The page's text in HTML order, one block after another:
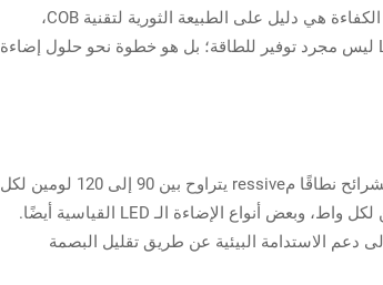
COB LED يمكن أن يؤدي إلى توفير يصل إلى 75% من استهلاك الطاقة مقارنة بحلول الإضاءة التقليدية. هذه الكفاءة هي دليل على الطبيعة الثورية لتقنية COB،
المعروفة بتوزيعها الكثيف للـLED وتحويلها المحسن للطاقة مقارنة بأنظمة الإضاءة التقليدية. تبني حلول LED ليس مجرد توفير للطاقة؛ بل هو خطوة نحو حلول إضاءة
تتميز شرائح LED بنظام COB بتقنية chip-on-board التي تشتهر بإنتاجها العالي للومين. عادةً ما تقدم هذه الشرائح نطاقًا مressive يتراوح بين 90 إلى 120 لومين لكل
واط، وهو أفضل بكثير من خيارات الإضاءة القديمة مثل المصابيح المتوهجة، التي توفر عادة حوالي 15 لومين لكل واط، وبعض أنواع الإضاءة الـ LED القياسية أيضًا.
دعم الاستدامة البيئية عن طريق تقليل البصمة